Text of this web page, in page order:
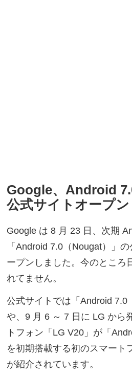
Google、Android
公式サイトオープン
Google は 8 月 23 日、次期
「Android 7.0（Nougat）」
ープンしました。今のところ
れてません。
公式サイトでは「Android 7.0
や、9 月 6 ～ 7 日に LG から
トフォン「LG V20」が「
を初期搭載する初のスマート
が紹介されています。